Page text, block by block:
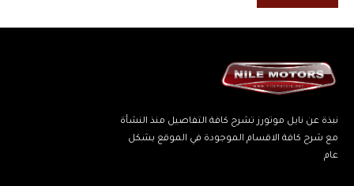
نبذة عن نايل موتورز تشرح كافة التفاصيل منذ النشأة
مع شرح كافة الاقسام الموجودة في الموقع بشكل
عام